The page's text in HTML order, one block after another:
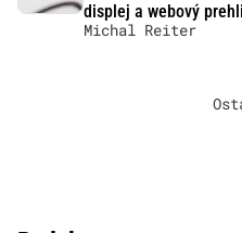
displej a webový
Michal Reiter